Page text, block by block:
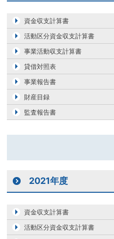
資金収支計算書
活動区分資金収支計算書
事業活動収支計算書
貸借対照表
事業報告書
財産目録
監査報告書
2021年度
資金収支計算書
活動区分資金収支計算書